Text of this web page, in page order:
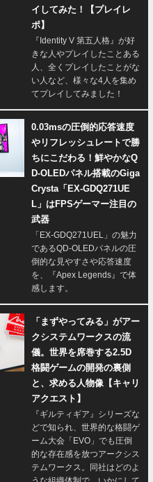
イしてみた！【プレイレ
ポ】
『Identity V 第五人格』が好
きな人やプレイしたことある
人、全くプレイしたことがな
い人など、様々な4人を集め
てプレイしてみました！
0.03msの圧倒的応答速度
やリフレッシュレートで勝
ちにこだわる！鮮やかなQ
D-OLEDパネル搭載のGiga
Crysta「EX-GDQ271UE
L」はFPSゲーマー注目の
武器
「EX-GDQ271UEL」の魅力
であるQD-OLEDパネルの圧
倒的な見やすさや応答速度
を、『Apex Legends』で体
感します。
「まずやってみる」がアー
クシステムワークスの流
儀。世界を席巻する2.5D
格闘ゲームの開発の裏側
と、求める人物像【キャリ
アクエスト】
『ギルティギア』シリーズな
どで知られ、世界的な格闘ゲ
ーム大会「EVO」でも圧倒
的な存在感を放つアークシス
テムワークス。同社はどのよ